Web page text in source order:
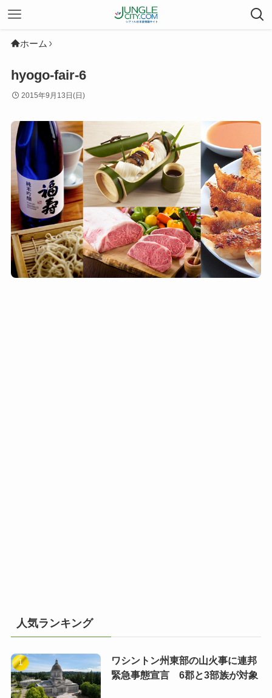
ホーム
hyogo-fair-6
2015年9月13日(日)
人気ランキング
ワシントン州東部の山火事に連邦
緊急事態宣言 6郡と3部族が対象